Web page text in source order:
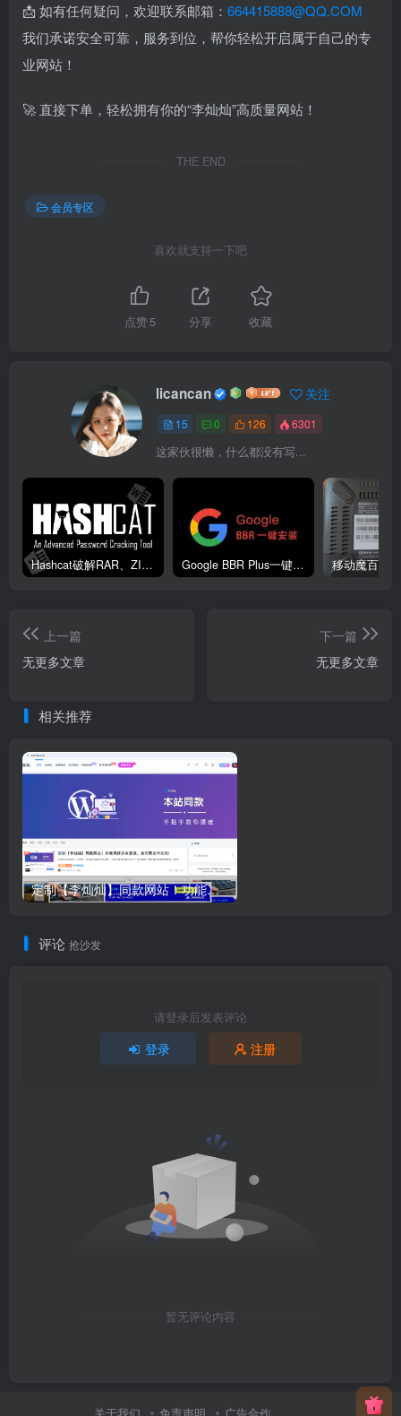
📩 如有任何疑问，欢迎联系邮箱： 664415888@QQ.COM
我们承诺安全可靠，服务到位，帮你轻松开启属于自己的专
业网站！
🚀 直接下单，轻松拥有你的“李灿灿”高质量网站！
THE END
会员专区
喜欢就支持一下吧
点赞5 分享 收藏
licancan 关注
15 0 126 6301
这家伙很懒，什么都没有写...
Hashcat破解RAR、ZIP 压缩包密码，几秒搞定! Google BBR Plus一键安装脚本，一条命令搞定！
上一篇
无更多文章
下一篇
无更多文章
相关推荐
定制【李灿灿】同款网站！功能风格完全复刻，含完整支付生态！
评论 抢沙发
请登录后发表评论
登录 注册
暂无评论内容